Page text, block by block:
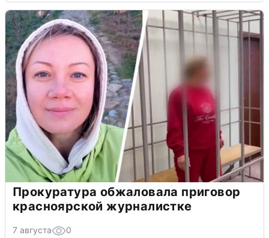
Прокуратура обжаловала приговор
красноярской журналистке
7 августа 0